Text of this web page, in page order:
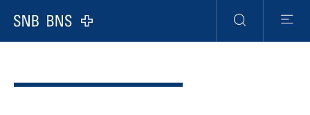
Logo
Navigation
Suche Menu